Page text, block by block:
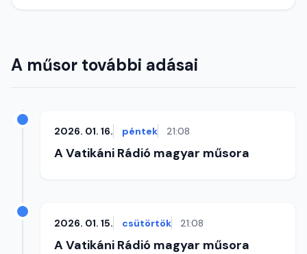
A műsor további adásai
2026. 01. 16. péntek 21:08
A Vatikáni Rádió magyar műsora
2026. 01. 15. csütörtök 21:08
A Vatikáni Rádió magyar műsora